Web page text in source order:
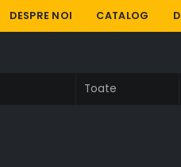
DESPRE NOI CATALOG